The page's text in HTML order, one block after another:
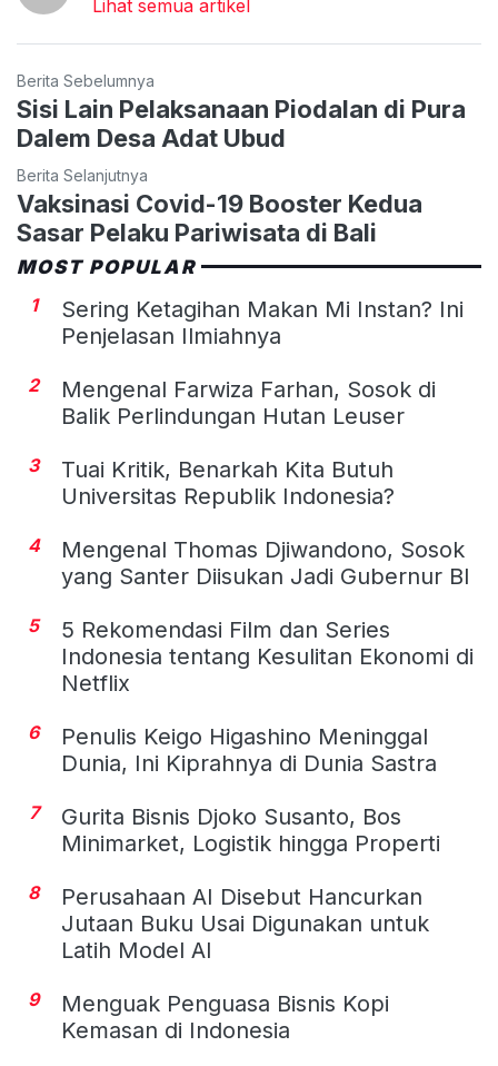
Lihat semua artikel
Berita Sebelumnya
Sisi Lain Pelaksanaan Piodalan di Pura
Dalem Desa Adat Ubud
Berita Selanjutnya
Vaksinasi Covid-19 Booster Kedua
Sasar Pelaku Pariwisata di Bali
MOST POPULAR
1
Sering Ketagihan Makan Mi Instan? Ini
Penjelasan Ilmiahnya
2
Mengenal Farwiza Farhan, Sosok di
Balik Perlindungan Hutan Leuser
3
Tuai Kritik, Benarkah Kita Butuh
Universitas Republik Indonesia?
4
Mengenal Thomas Djiwandono, Sosok
yang Santer Diisukan Jadi Gubernur BI
5
5 Rekomendasi Film dan Series
Indonesia tentang Kesulitan Ekonomi di
Netflix
6
Penulis Keigo Higashino Meninggal
Dunia, Ini Kiprahnya di Dunia Sastra
7
Gurita Bisnis Djoko Susanto, Bos
Minimarket, Logistik hingga Properti
8
Perusahaan AI Disebut Hancurkan
Jutaan Buku Usai Digunakan untuk
Latih Model AI
9
Menguak Penguasa Bisnis Kopi
Kemasan di Indonesia